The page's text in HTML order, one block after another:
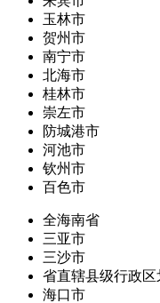
玉林市
贺州市
南宁市
北海市
桂林市
崇左市
防城港市
河池市
钦州市
百色市
全海南省
三亚市
三沙市
省直辖县级行政区
海口市